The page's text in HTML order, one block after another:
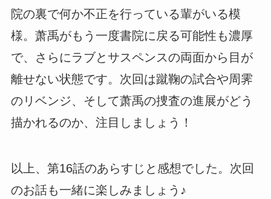
院の裏で何か不正を行っている輩がいる模
様。萧禹がもう一度書院に戻る可能性も濃厚
で、さらにラブとサスペンスの両面から目が
離せない状態です。次回は蹴鞠の試合や周霁
のリベンジ、そして萧禹の捜査の進展がどう
描かれるのか、注目しましょう！
以上、第16話のあらすじと感想でした。次回
のお話も一緒に楽しみましょう♪